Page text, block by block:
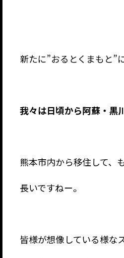
新たに”おるとくまもと”
我々は日頃から阿蘇・黒
熊本市内から移住して、
長いですねー。
皆様が想像している様な